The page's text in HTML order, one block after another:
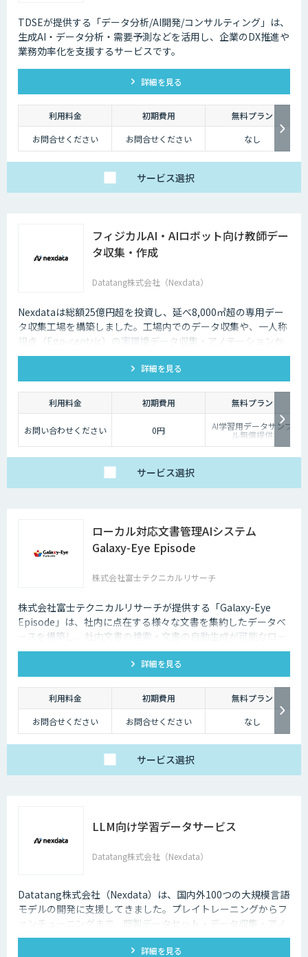
TDSEが提供する「データ分析/AI開発/コンサルティング」は、
生成AI・データ分析・需要予測などを活用し、企業のDX推進や
業務効率化を支援するサービスです。
詳細を見る
利用料金 初期費用
無料プラン
お問合せください
お問合せください なし
サービス選択
フィジカルAI・AIロボット向け教師デー
タ収集・作成
Datatang株式会社（Nexdata）
Nexdataは総額25億円超を投資し、延べ8,000㎡超の専用デー
タ収集工場を構築しました。工場内でのデータ収集や、一人称
視点（Ego-centric）の実環境データ収集・アノテーションか
ら、環境認識・意思決定・動作制御に対応した既製データセッ
トまで、フィジカルAI開発を加速させる包括的なデータソリュ
ーションを提供いたします。
詳細を見る
利用料金 初期費用 無料プラン
お問い合わせください 0円 AI学習用データサンプ
ル無償提供
サービス選択
ローカル対応文書管理AIシステム
Galaxy-Eye Episode
株式会社富士テクニカルリサーチ
株式会社富士テクニカルリサーチが提供する「Galaxy-Eye
Episode」は、社内に点在する様々な文書を集約したデータベ
ースを構築し、社内文書の検索・文書の自動生成が可能なロー
カル対応文書管理AIシステムです。
詳細を見る
利用料金 初期費用
無料プラン
お問合せください
お問合せください なし
サービス選択
LLM向け学習データサービス
Datatang株式会社（Nexdata）
Datatang株式会社（Nexdata）は、国内外100つの大規模言語
モデルの開発に支援してきました。プレイトレーニングからフ
ァンチューニングまで、既製データセット・データ収集・アノ
テーションを一気貫通して提供しております。
詳細を見る